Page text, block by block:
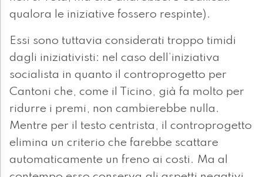
qualora le iniziative fossero respinte).
Essi sono tuttavia considerati troppo timidi
dagli iniziativisti: nel caso dell’iniziativa
socialista in quanto il controprogetto per
Cantoni che, come il Ticino, già fa molto per
ridurre i premi, non cambierebbe nulla.
Mentre per il testo centrista, il controprogetto
elimina un criterio che farebbe scattare
automaticamente un freno ai costi. Ma al